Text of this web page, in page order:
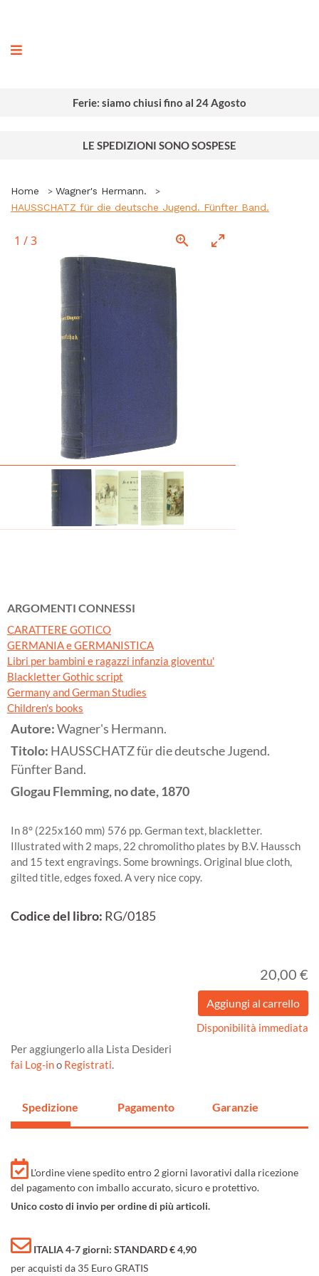
Ferie: siamo chiusi fino al 24 Agosto
LE SPEDIZIONI SONO SOSPESE
Home
Wagner's Hermann.
HAUSSCHATZ für die deutsche Jugend. Fünfter Band.
1 /3
ARGOMENTI CONNESSI
CARATTERE GOTICO
GERMANIA e GERMANISTICA
Libri per bambini e ragazzi infanzia gioventu'
Blackletter Gothic script
Germany and German Studies
Children's books
Autore:Wagner's Hermann.
Titolo: HAUSSCHATZ für die deutsche Jugend.
Fünfter Band.
Glogau Flemming, no date,1870
In 8° (225x160 mm) 576 pp. German text, blackletter.
Illustrated with 2 maps, 22 chromolitho plates by B.V. Haussch
and 15 text engravings. Some brownings. Original blue cloth,
gilted title, edges foxed. A very nice copy.
Codice del libro: RG/0185
20,00 €
Disponibilità immediata
Per aggiungerlo alla Lista Desideri
fai Log-ino Registrati.
Spedizione Pagamento Garanzie
L'ordine viene spedito entro 2 giorni lavorativi dalla ricezione
del pagamento con imballo accurato, sicuro e protettivo.
Unico costo di invio per ordine di più articoli.
ITALIA 4-7 giorni: STANDARD € 4,90
per acquisti da 35 Euro GRATIS